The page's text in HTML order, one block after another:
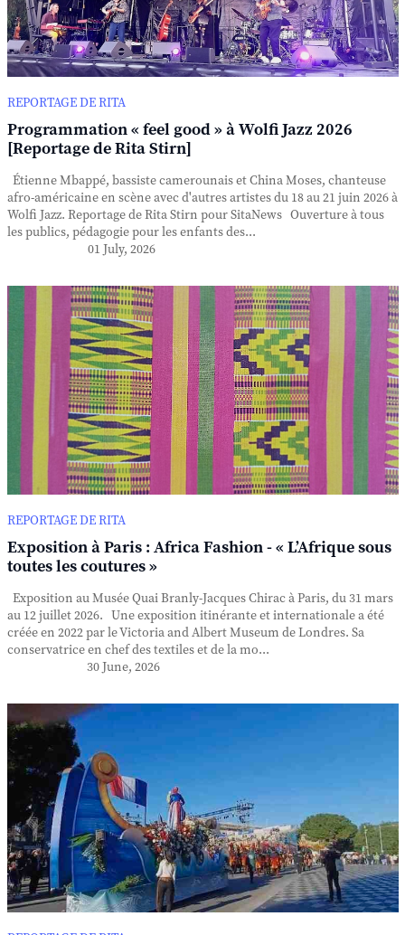
REPORTAGE DE RITA
Programmation « feel good » à Wolfi Jazz 2026
[Reportage de Rita Stirn]
Étienne Mbappé, bassiste camerounais et China Moses, chanteuse
afro-américaine en scène avec d'autres artistes du 18 au 21 juin 2026 à
Wolfi Jazz. Reportage de Rita Stirn pour SitaNews Ouverture à tous
les publics, pédagogie pour les enfants des...
01 July, 2026
REPORTAGE DE RITA
Exposition à Paris : Africa Fashion - « L’Afrique sous
toutes les coutures »
Exposition au Musée Quai Branly-Jacques Chirac à Paris, du 31 mars
au 12 juillet 2026. Une exposition itinérante et internationale a été
créée en 2022 par le Victoria and Albert Museum de Londres. Sa
conservatrice en chef des textiles et de la mo...
30 June, 2026